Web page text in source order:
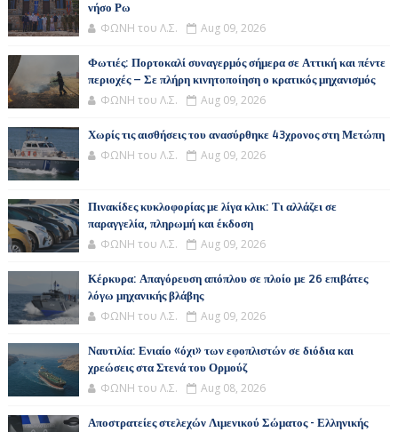
νήσο Ρω
ΦΩΝΗ του Λ.Σ. Aug 09, 2026
Φωτιές: Πορτοκαλί συναγερμός σήμερα σε Αττική και πέντε
περιοχές – Σε πλήρη κινητοποίηση ο κρατικός μηχανισμός
ΦΩΝΗ του Λ.Σ. Aug 09, 2026
Χωρίς τις αισθήσεις του ανασύρθηκε 43χρονος στη Μετώπη
ΦΩΝΗ του Λ.Σ. Aug 09, 2026
Πινακίδες κυκλοφορίας με λίγα κλικ: Τι αλλάζει σε
παραγγελία, πληρωμή και έκδοση
ΦΩΝΗ του Λ.Σ. Aug 09, 2026
Κέρκυρα: Απαγόρευση απόπλου σε πλοίο με 26 επιβάτες
λόγω μηχανικής βλάβης
ΦΩΝΗ του Λ.Σ. Aug 09, 2026
Ναυτιλία: Ενιαίο «όχι» των εφοπλιστών σε διόδια και
χρεώσεις στα Στενά του Ορμούζ
ΦΩΝΗ του Λ.Σ. Aug 08, 2026
Αποστρατείες στελεχών Λιμενικού Σώματος - Ελληνικής